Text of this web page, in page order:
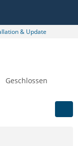
& Update
Geschlossen